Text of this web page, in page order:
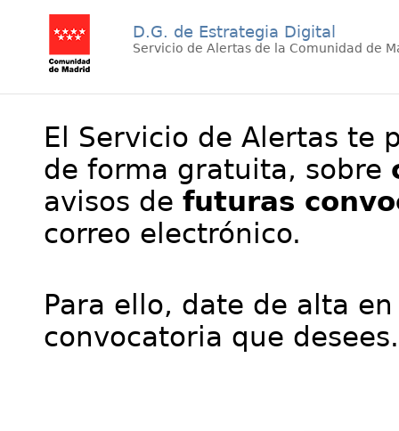
D.G. de Estrategia Digital
Servicio de Alertas de la Comunidad de
El Servicio de Alertas te
de forma gratuita, sobre
avisos de futuras
correo electrónico.
Para ello, date de alta
convocatoria que desees.